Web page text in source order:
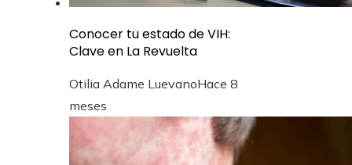
Conocer tu estado de VIH:
Clave en La Revuelta
Otilia Adame LuevanoHace 8
meses